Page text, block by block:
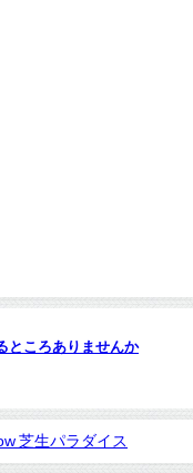
ところありませんか
芝生パラダイス